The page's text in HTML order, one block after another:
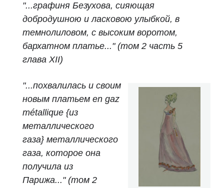
"...графиня Безухова, сияющая
добродушною и ласковою улыбкой, в
темнолиловом, с высоким воротом,
бархатном платье..." (том 2 часть 5
глава XII)
"...похвалилась и своим
новым платьем en gaz
métallique {из
металлического
газа} металлического
газа, которое она
получила из
Парижа..." (том 2